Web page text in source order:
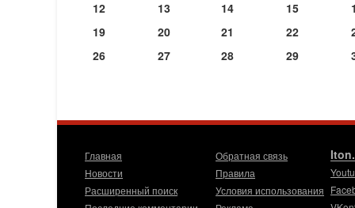
12
13 14 15
19
20 21 22
26
27 28 29
Главная
Новости
Расширенный поиск
Обратная связь
Правила
Условия использования